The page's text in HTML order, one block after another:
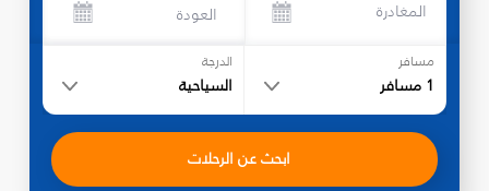
المغادرة العودة
مسافر
1 مسافر
الدرجة
السياحية
ابحث عن الرحلات